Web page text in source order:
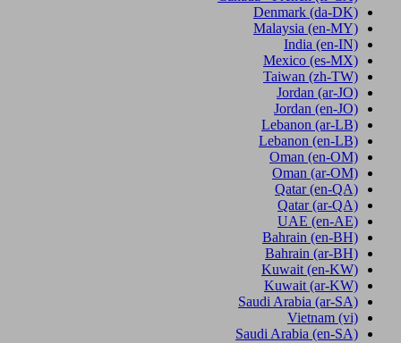
Denmark (da-DK)
Malaysia (en-MY)
India (en-IN)
Mexico (es-MX)
Taiwan (zh-TW)
Jordan (ar-JO)
Jordan (en-JO)
Lebanon (ar-LB)
Lebanon (en-LB)
Oman (en-OM)
Oman (ar-OM)
Qatar (en-QA)
Qatar (ar-QA)
UAE (en-AE)
Bahrain (en-BH)
Bahrain (ar-BH)
Kuwait (en-KW)
Kuwait (ar-KW)
Saudi Arabia (ar-SA)
Vietnam (vi)
Saudi Arabia (en-SA)